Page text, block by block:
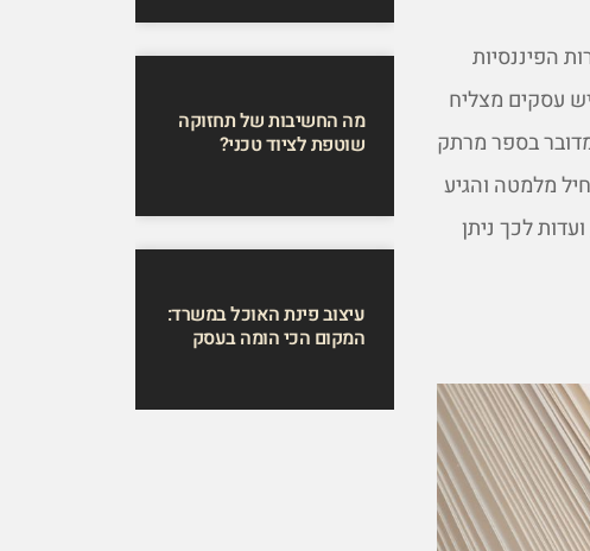
הפיננסיות
עסקים מצליח
בספר מרתק
מלמטה והגיע
לכך ניתן
מה החשיבות של תחזוקה
שוטפת לציוד טכני?
עיצוב פינת האוכל במשרד:
המקום הכי הומה בעסק